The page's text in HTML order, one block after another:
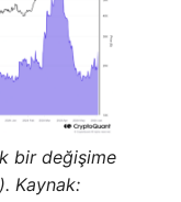
bir değişime
Kaynak: